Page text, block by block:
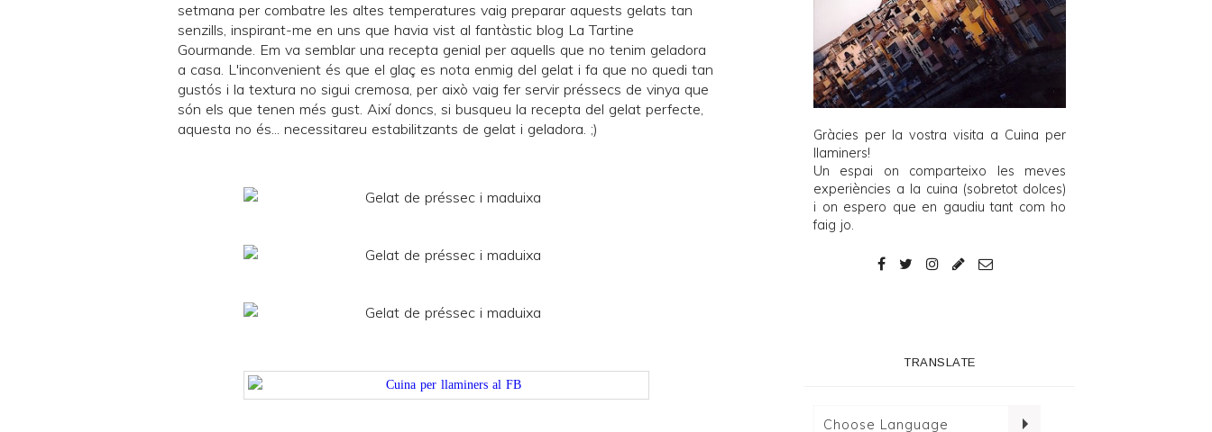
setmana per combatre les altes temperatures vaig preparar aquests gelats tan
senzills, inspirant-me en uns que havia vist al fantàstic blog La Tartine
Gourmande. Em va semblar una recepta genial per aquells que no tenim geladora
a casa. L'inconvenient és que el glaç es nota enmig del gelat i fa que no quedi tan
gustós i la textura no sigui cremosa, per això vaig fer servir préssecs de vinya que
són els que tenen més gust. Així doncs, si busqueu la recepta del gelat perfecte,
aquesta no és... necessitareu estabilitzants de gelat i geladora. ;)
Gràcies per la vostra visita a Cuina per
llaminers!
Un espai on comparteixo les meves
experiències a la cuina (sobretot dolces)
i on espero que en gaudiu tant com ho
faig jo.
TRANSLATE